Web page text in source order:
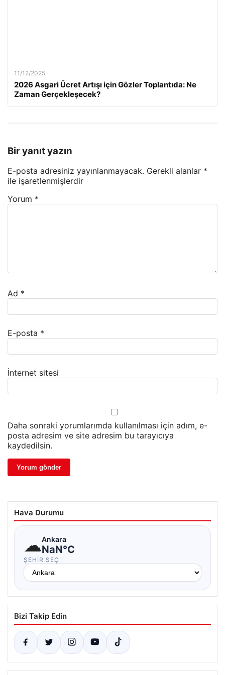
11/12/2025
2026 Asgari Ücret Artışı için Gözler Toplantıda: Ne
Zaman Gerçekleşecek?
Bir yanıt yazın
E-posta adresiniz yayınlanmayacak. Gerekli alanlar *
ile işaretlenmişlerdir
Yorum *
Ad *
E-posta *
İnternet sitesi
Daha sonraki yorumlarımda kullanılması için adım, e-
posta adresim ve site adresim bu tarayıcıya
kaydedilsin.
Hava Durumu
☁Ankara
NaN°C
ŞEHIR SEÇ
Bizi Takip Edin